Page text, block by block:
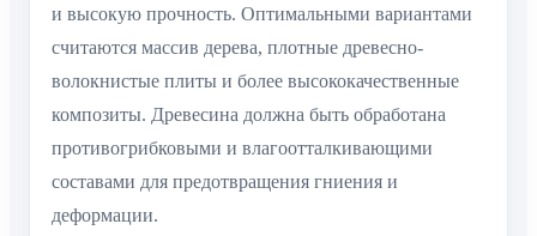
и высокую прочность. Оптимальными вариантами
считаются массив дерева, плотные древесно-
волокнистые плиты и более высококачественные
композиты. Древесина должна быть обработана
противогрибковыми и влагоотталкивающими
составами для предотвращения гниения и
деформации.